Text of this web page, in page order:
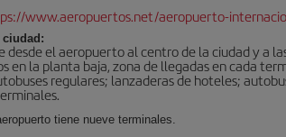
www.aeropuertos.net/aeropuerto-
desde el aeropuerto al centro de la ciudad y a
en la planta baja, zona de llegadas en cada
regulares; lanzaderas de hoteles;
tiene nueve terminales.